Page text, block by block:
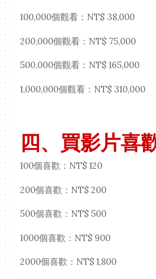
100,000個觀看：NT$ 38,000
200,000個觀看：NT$ 75,000
500,000個觀看：NT$ 165,000
1,000,000個觀看：NT$ 310,000
四、買影片喜
100個喜歡：NT$ 120
200個喜歡：NT$ 200
500個喜歡：NT$ 500
1000個喜歡：NT$ 900
2000個喜歡：NT$ 1,800